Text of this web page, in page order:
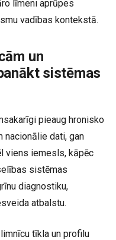
līmeni aprūpes
vadības kontekstā.
un
sistēmas
pieaug hronisko
nacionālie dati, gan
viens iemesls, kāpēc
sistēmas
diagnostiku,
atbalstu.
tīkla un profilu